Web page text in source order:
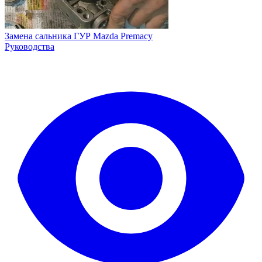
Замена сальника ГУР Mazda Premacy
Руководства